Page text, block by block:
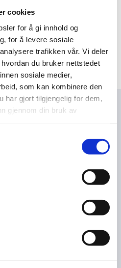
cookies
for å gi innhold og
for å levere sosiale
trafikken vår. Vi deler
du bruker nettstedet
sosiale medier,
som kan kombinere den
har gjort tilgjengelig for dem,
gjennom din bruk av
til store bedrifter.
systemer, smarte
medarbeidere gjør vi
hverdag enklere.
TRYGGHET OG
komplekst og tidvis
måte for å
har mange års erfaring
og besitter verdifull
mest mulig fordelaktig for